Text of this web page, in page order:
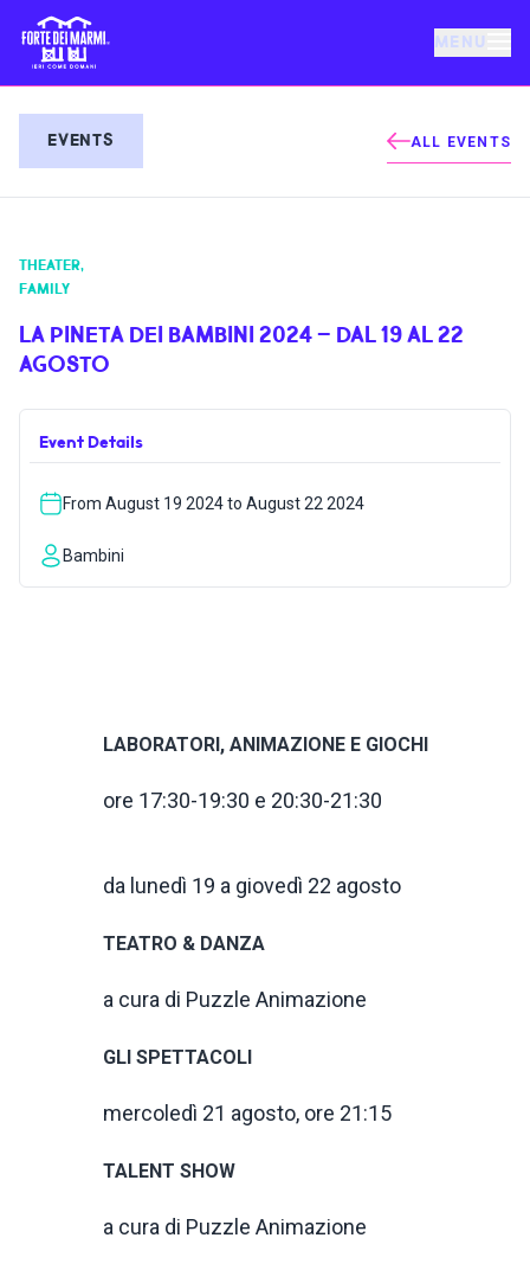
MENU
EVENTS
NEWS
HOSPITALITY
VILLA BERTELLI
EVENTS ALL EVENTS
THEATER,
FAMILY
LA PINETA DEI BAMBINI 2024 – DAL 19 AL 22
AGOSTO
Event Details
From August 19 2024 to August 22 2024
Bambini
LABORATORI, ANIMAZIONE E GIOCHI
ore 17:30-19:30 e 20:30-21:30
da lunedì 19 a giovedì 22 agosto
TEATRO & DANZA
a cura di Puzzle Animazione
GLI SPETTACOLI
mercoledì 21 agosto, ore 21:15
TALENT SHOW
a cura di Puzzle Animazione